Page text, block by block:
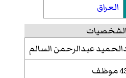
العراق
عبدالرحمن السالم